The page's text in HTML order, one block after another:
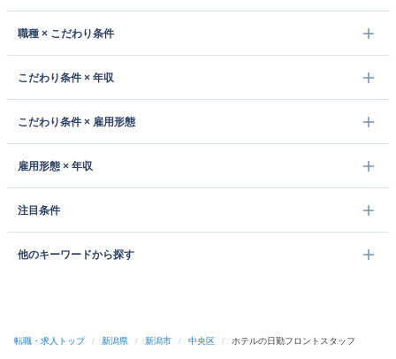
職種 × こだわり条件
こだわり条件 × 年収
こだわり条件 × 雇用形態
雇用形態 × 年収
注目条件
他のキーワードから探す
転職・求人トップ / 新潟県 / 新潟市 / 中央区 / ホテルの日勤フロントスタッフ